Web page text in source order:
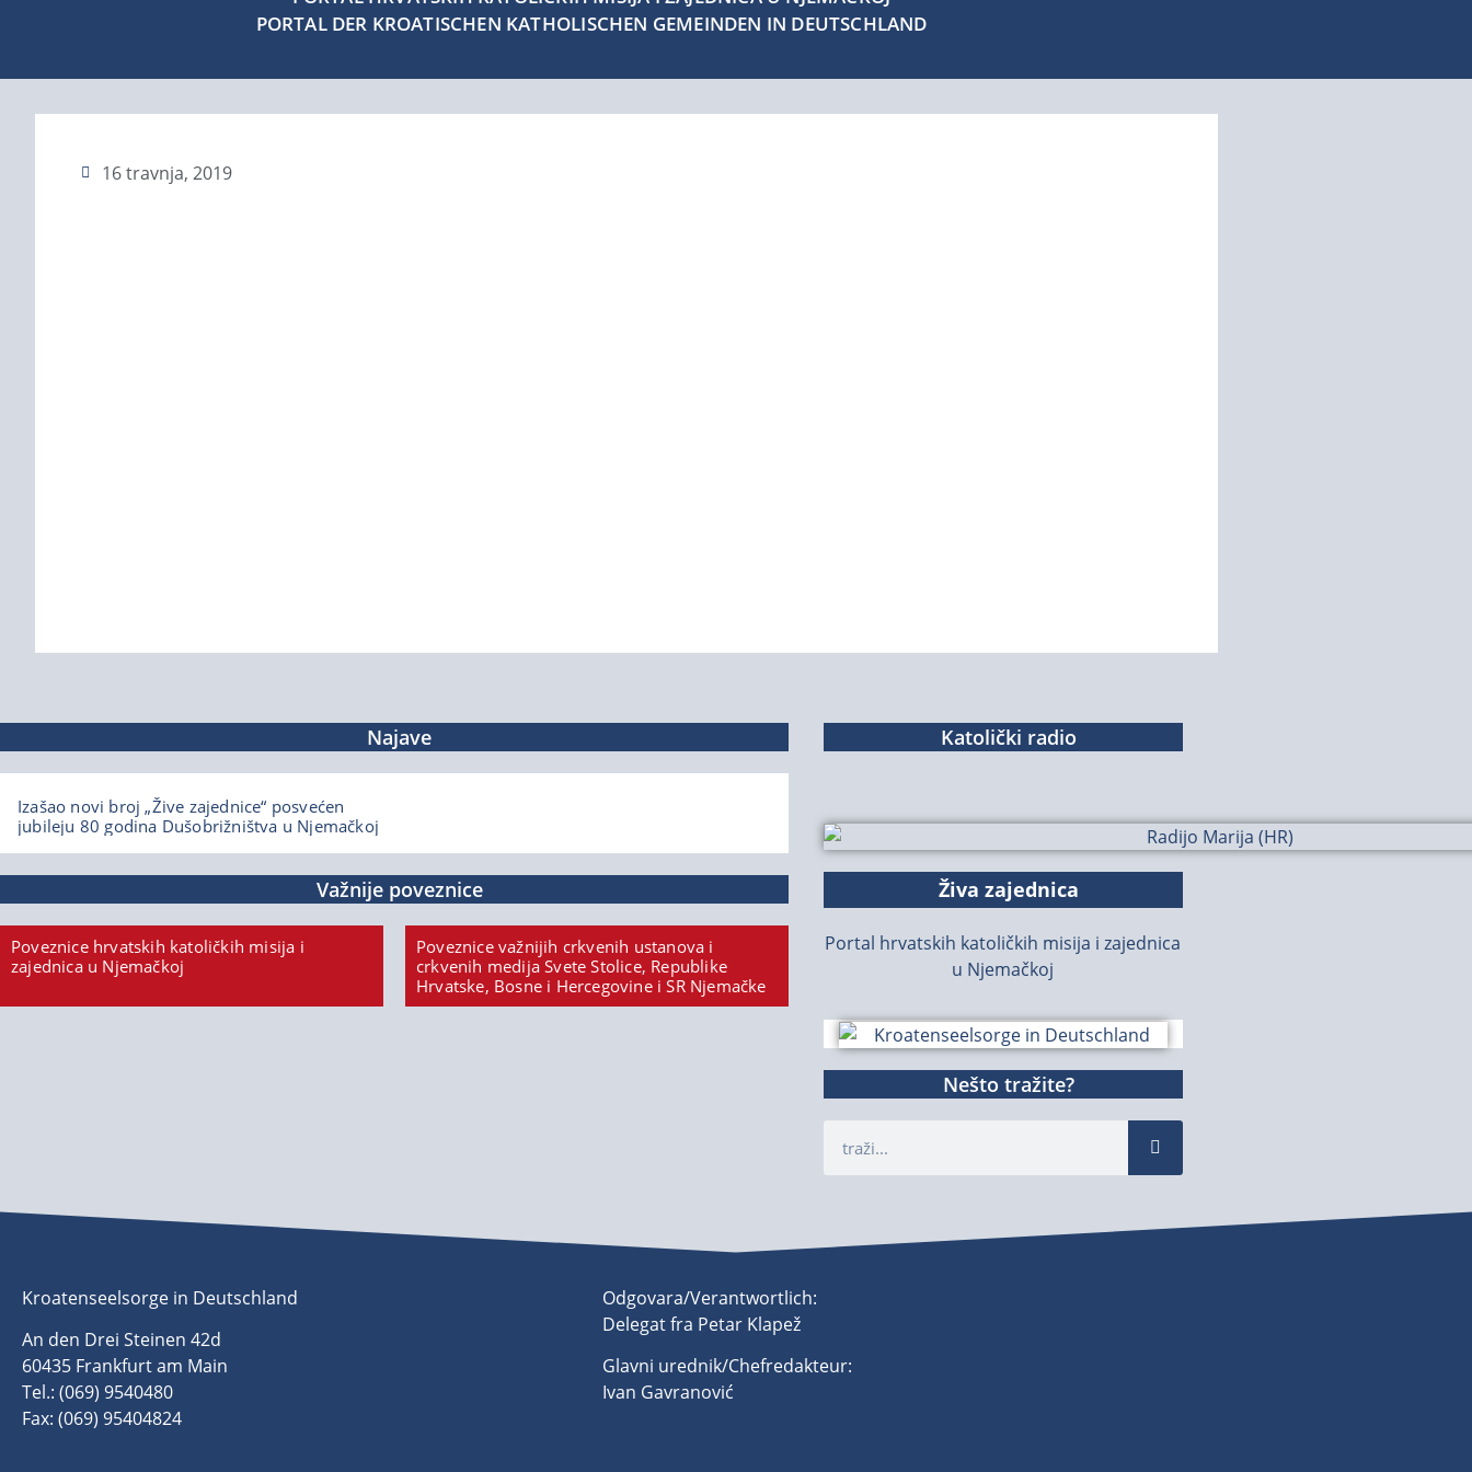
PORTAL DER KROATISCHEN KATHOLISCHEN GEMEINDEN IN DEUTSCHLAND
16 travnja, 2019
Najave
Izašao novi broj „Žive zajednice“ posvećen
jubileju 80 godina Dušobrižništva u Njemačkoj
Važnije poveznice
Poveznice hrvatskih katoličkih misija i
zajednica u Njemačkoj
Poveznice važnijih crkvenih ustanova i
crkvenih medija Svete Stolice, Republike
Hrvatske, Bosne i Hercegovine i SR Njemačke
Katolički radio
Živa zajednica
Portal hrvatskih katoličkih misija i zajednica
u Njemačkoj
Nešto tražite?
Kroatenseelsorge in Deutschland
An den Drei Steinen 42d
60435 Frankfurt am Main
Tel.: (069) 9540480
Fax: (069) 95404824
Odgovara/Verantwortlich:
Delegat fra Petar Klapež
Glavni urednik/Chefredakteur:
Ivan Gavranović